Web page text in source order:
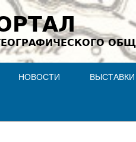
navigation
НОВОСТИ ВЫСТАВКИ